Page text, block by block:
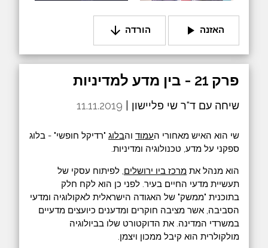
האזנה play_arrow הורדה arrow_downward
פרק 21 - בין מדע למדיניות
שיחה עם ד"ר שי פליישון | 11.11.2019
שי הוא האיש מאחורי העמוד והבלוג "רדיקל חופשי" - בלוג
ספקני על מדע, טכנולוגיה ומדיניות.
הוא מנהל את מרכז ביו ירושלים, לפיתוח עסקי של
תעשיית מדעי החיים בעיר. לפני כן הוא לקח חלק
בתוכנית "ממשק" של האגודה הישראלית לאקולוגיה ומדעי
הסביבה, אשר מציבה חוקרים ומדענים כיועצים מדעיים
במשרדי המדינה. את הדוקטורט שלו בביולוגיה
מולקולרית הוא קיבל ממכון ויצמן.